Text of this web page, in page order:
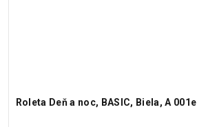
Roleta Deň a noc, BASIC, Biela, A 001e